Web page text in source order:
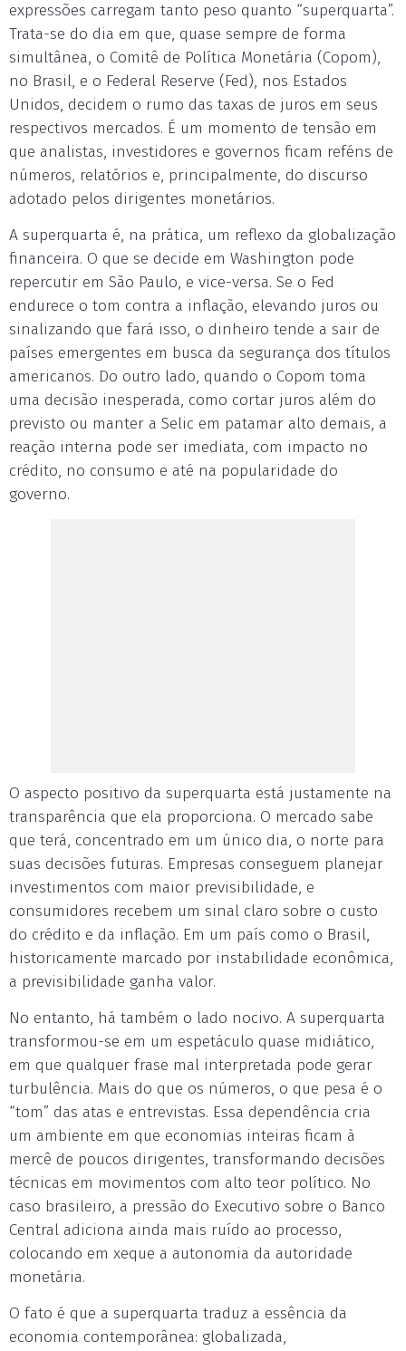
expressões carregam tanto peso quanto “superquarta”.
Trata-se do dia em que, quase sempre de forma
simultânea, o Comitê de Política Monetária (Copom),
no Brasil, e o Federal Reserve (Fed), nos Estados
Unidos, decidem o rumo das taxas de juros em seus
respectivos mercados. É um momento de tensão em
que analistas, investidores e governos ficam reféns de
números, relatórios e, principalmente, do discurso
adotado pelos dirigentes monetários.
A superquarta é, na prática, um reflexo da globalização
financeira. O que se decide em Washington pode
repercutir em São Paulo, e vice-versa. Se o Fed
endurece o tom contra a inflação, elevando juros ou
sinalizando que fará isso, o dinheiro tende a sair de
países emergentes em busca da segurança dos títulos
americanos. Do outro lado, quando o Copom toma
uma decisão inesperada, como cortar juros além do
previsto ou manter a Selic em patamar alto demais, a
reação interna pode ser imediata, com impacto no
crédito, no consumo e até na popularidade do
governo.
O aspecto positivo da superquarta está justamente na
transparência que ela proporciona. O mercado sabe
que terá, concentrado em um único dia, o norte para
suas decisões futuras. Empresas conseguem planejar
investimentos com maior previsibilidade, e
consumidores recebem um sinal claro sobre o custo
do crédito e da inflação. Em um país como o Brasil,
historicamente marcado por instabilidade econômica,
a previsibilidade ganha valor.
No entanto, há também o lado nocivo. A superquarta
transformou-se em um espetáculo quase midiático,
em que qualquer frase mal interpretada pode gerar
turbulência. Mais do que os números, o que pesa é o
“tom” das atas e entrevistas. Essa dependência cria
um ambiente em que economias inteiras ficam à
mercê de poucos dirigentes, transformando decisões
técnicas em movimentos com alto teor político. No
caso brasileiro, a pressão do Executivo sobre o Banco
Central adiciona ainda mais ruído ao processo,
colocando em xeque a autonomia da autoridade
monetária.
O fato é que a superquarta traduz a essência da
economia contemporânea: globalizada,